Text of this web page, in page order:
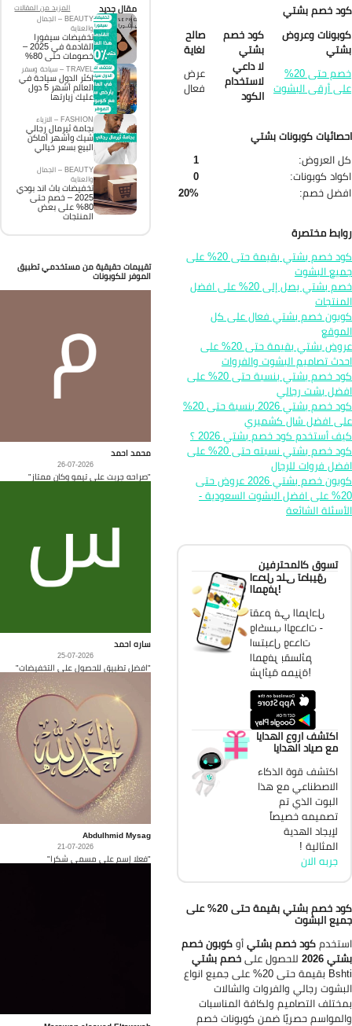
خصم بشتي
وعروض
كود خصم
بشتي
صالح
لغاية
خصم حتى 20%
أرقى البشوت
لا داعي
لاستخدام
الكود
عرض
فعال
كوبونات بشتي
العروض:
كوبونات:
خصم:
20%
مختصرة
كود خصم بشتي بقيمة حتى 20% على
البشوت
خصم بشتي يصل إلى 20% على افضل
خصم بشتي فعال على كل
عروض بشتي بقيمة حتى 20% على
تصاميم البشوت والفروات
كود خصم بشتي بنسبة حتى 20% على
بشت رجالي
كود خصم بشتي 2026 بنسبة حتى 20%
افضل شال كشميري
أستخدم كود خصم بشتي 2026 ؟
كود خصم بشتي نسبته حتى 20% على
فروات للرجال
كوبون خصم بشتي 2026 عروض حتى
20% على افضل البشوت السعودية -
الشائعة
تسوق كالمحترفين
احصل على تطبيق
الموفر!
تقدم في المراحل
واكسب الوحدات -
استبدل وحدات
الموفر بقسائم
شرائية مميزة!
اكتشف اروع الهدايا
مع صياد الهدايا
اكتشف قوة الذكاء
الاصطناعي مع هذا
البوت الذي تم
تصميمه خصيصاً
لإيجاد الهدية
المثالية !
جربه الان
كود خصم بشتي بقيمة حتى 20% على
البشوت
كود خصم بشتيأوكوبون خصم
2026 للحصول علىخصم بشتي
Bshti بقيمة حتى 20% على جميع انواع
رجالي والفروات والشالات
التصاميم ولكافة المناسبات
حصريًا ضمن كوبونات خصم
مقال جديد
المزيد من المقالات
BEAUTY – الجمال
والعناية
تخفيضات سيفورا
القادمة في 2025 –
خصومات حتى 80%
TRAVEL – سياحة وسفر
اكثر الدول سياحة في
العالم أشهر 5 دول
عليك زيارتها
FASHION – الازياء
بجامة ثيرمال رجالي
شيك وأشهر أماكن
البيع بسعر خيالي
BEAUTY – الجمال
والعناية
تخفيضات باث اند بودي
2025 – خصم حتى
80% على بعض
المنتجات
تقييمات حقيقية من مستخدمي تطبيق
الموفر للكوبونات
محمد احمد
26-07-2026
"صراحه جربت على تيمو وكان ممتاز"
ساره احمد
25-07-2026
"افضل تطبيق للحصول على التخفيضات"
Abdulhmid Mysag
21-07-2026
"فعلا إسم على مسمى شكرا"